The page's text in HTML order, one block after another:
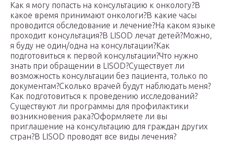
Как я могу попасть на консультацию к онкологу?В
какое время принимают онкологи?В какие часы
проводится обследование и лечение?На каком языке
проходит консультация?В LISOD лечат детей?Можно,
я буду не один/одна на консультации?Как
подготовиться к первой консультации?Что нужно
знать при обращении в LISOD?Существует ли
возможность консультации без пациента, только по
документам?Сколько врачей будут наблюдать меня?
Как подготовиться к проведению исследований?
Существуют ли программы для профилактики
возникновения рака?Оформляете ли вы
приглашение на консультацию для граждан других
стран?В LISOD проводят все виды лечения?